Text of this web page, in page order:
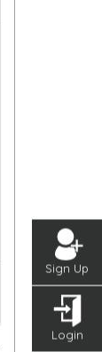
Sign Up
Login